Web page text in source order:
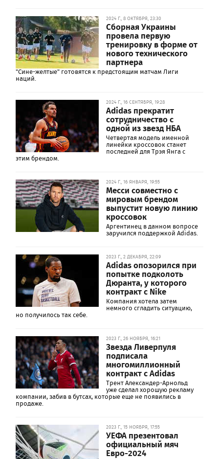
2024 Г., 8 ОКТЯБРЯ, 23:30
Сборная Украины
провела первую
тренировку в форме от
нового технического
партнера
"Сине-желтые" готовятся к предстоящим матчам Лиги
наций.
2024 Г., 16 СЕНТЯБРЯ, 19:28
Adidas прекратит
сотрудничество с
одной из звезд НБА
Четвертая модель именной
линейки кроссовок станет
последней для Трэя Янга с
этим брендом.
2024 Г., 16 ЯНВАРЯ, 19:55
Месси совместно с
мировым брендом
выпустит новую линию
кроссовок
Аргентинец в данном вопросе
заручился поддержкой Adidas.
2023 Г., 2 ДЕКАБРЯ, 22:09
Adidas опозорился при
попытке подколоть
Дюранта, у которого
контракт с Nike
Компания хотела затем
немного сгладить ситуацию,
но получилось так себе.
2023 Г., 26 НОЯБРЯ, 16:21
Звезда Ливерпуля
подписала
многомиллионный
контракт с Adidas
Трент Александер-Арнольд
уже сделал хорошую рекламу
компании, забив в бутсах, которые еще не появились в
продаже.
2023 Г., 15 НОЯБРЯ, 17:55
УЕФА презентовал
официальный мяч
Евро-2024